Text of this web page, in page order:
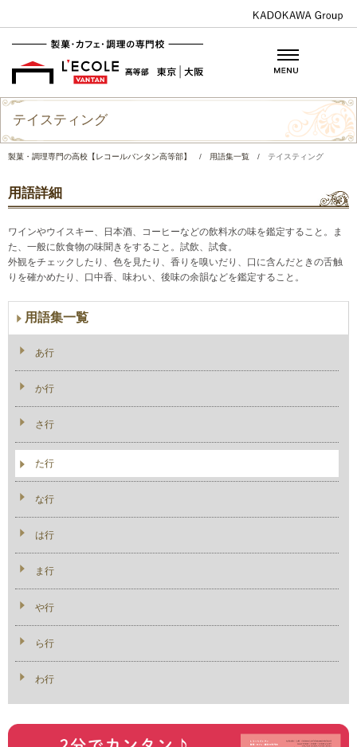
テイスティング
製菓・調理専門の高校【レコールバンタン高等部】 / 用語集一覧 / テイスティング
用語詳細
ワインやウイスキー、日本酒、コーヒーなどの飲料水の味を鑑定すること。ま
た、一般に飲食物の味聞きをすること。試飲、試食。
外観をチェックしたり、色を見たり、香りを嗅いだり、口に含んだときの舌触
りを確かめたり、口中香、味わい、後味の余韻などを鑑定すること。
用語集一覧
あ行
か行
さ行
た行
な行
は行
ま行
や行
ら行
わ行